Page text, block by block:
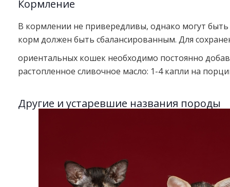
Кормление
В кормлении не привередливы, однако могут
корм должен быть сбалансированным. Для
ориентальных кошек необходимо постоянно
растопленное сливочное масло: 1-4 капли на
Другие и устаревшие названия породы